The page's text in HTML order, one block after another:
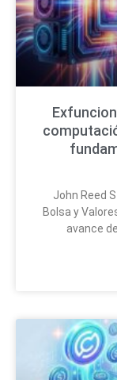
John Reed
Bolsa y
avance